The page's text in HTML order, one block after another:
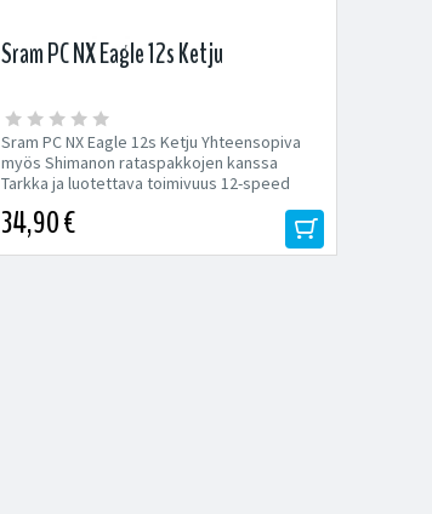
Sram PC NX Eagle 12s Ketju
Sram PC NX Eagle 12s Ketju Yhteensopiva
myös Shimanon rataspakkojen kanssa
Tarkka ja luotettava toimivuus 12-speed
34,90 €